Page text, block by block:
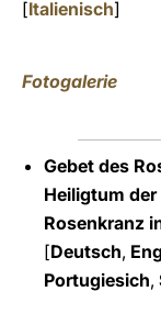
[Italienisch]
Fotogalerie
Gebet des
Heiligtum
Rosenkranz
[Deutsch,
Portugiesich,